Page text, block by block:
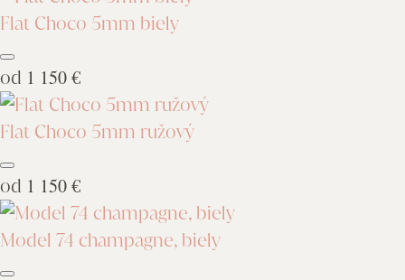
Flat Choco 5mm biely
od 1 150 €
Flat Choco 5mm ružový
od 1 150 €
Model 74 champagne, biely